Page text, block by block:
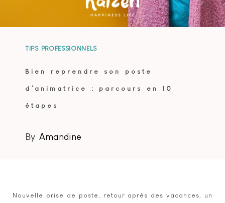
TIPS PROFESSIONNELS
Bien reprendre son poste
d’animatrice : parcours en 10
étapes
By Amandine
Nouvelle prise de poste, retour après des vacances, un